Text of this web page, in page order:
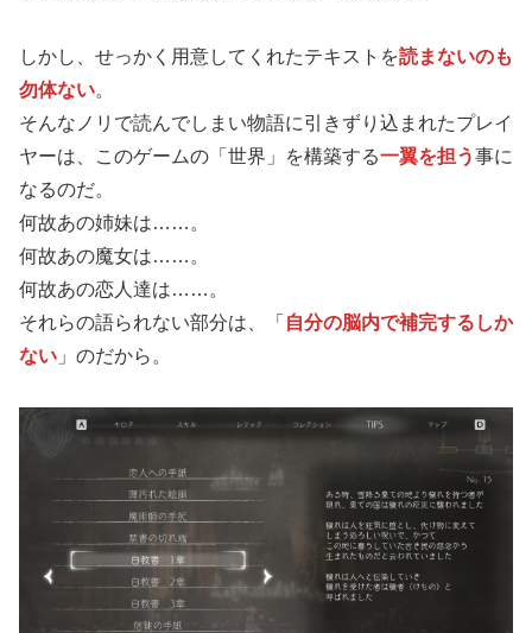
しかし、せっかく用意してくれたテキストを読まないのも
勿体ない。
そんなノリで読んでしまい物語に引きずり込まれたプレイ
ヤーは、このゲームの「世界」を構築する一翼を担う事に
なるのだ。
何故あの姉妹は……。
何故あの魔女は……。
何故あの恋人達は……。
それらの語られない部分は、「 自分の脳内で補完するしか
ない 」のだから。